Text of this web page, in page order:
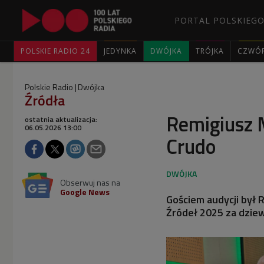
PORTAL
POLSKIE RADIO 24 JEDYNKA DWÓJKA TRÓJKA
Polskie Radio Dwójka
Źródła
Remigiusz
Crudo
ostatnia aktualizacja:
06.05.2026 13:00
Obserwuj nas na
Google News
Gościem audycji był
Źródeł 2025 za